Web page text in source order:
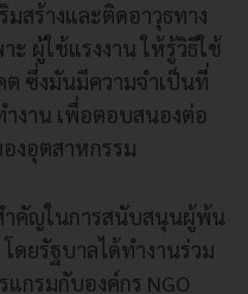
สร้างและติดอาวุธทาง
ะ ผู้ใช้แรงงาน ให้รู้วิธีใช้
ซึ่งมันมีความจำเป็นที่
งาน เพื่อตอบสนองต่อ
งอุตสาหกรรม
ำคัญในการสนับสนุนผู้พ้น
ยรัฐบาลได้ทำงานร่วม
กรมกับองค์กร NGO